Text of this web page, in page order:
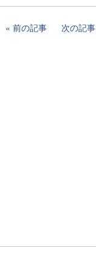
前の記事 次の記事